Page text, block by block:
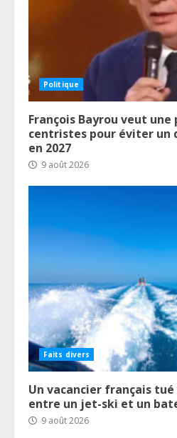
Politique
François Bayrou veut
centristes pour éviter un
en 2027
9 août 2026
Faits divers
Un vacancier français
entre un jet-ski et un
9 août 2026